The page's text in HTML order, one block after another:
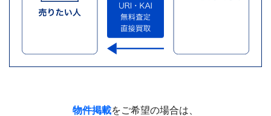
物件掲載をご希望の場合は、